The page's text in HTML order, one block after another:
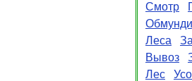
Смотр
Леса
Вывоз
Лес